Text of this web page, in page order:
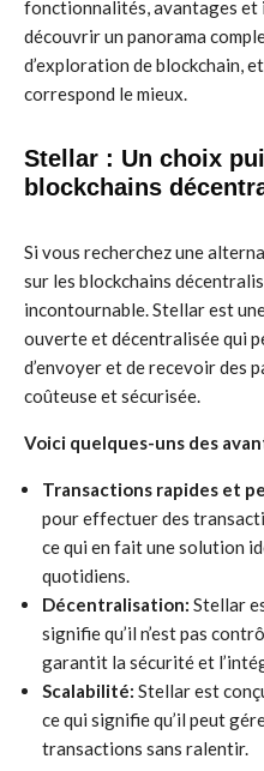
fonctionnalités, avantages et
découvrir un panorama
d’exploration de blockchain,
correspond le mieux.
Stellar : Un choix
blockchains
Si vous recherchez une
sur les blockchains
incontournable. Stellar est
ouverte et décentralisée qui
d’envoyer et de recevoir des
coûteuse et sécurisée.
Voici quelques-uns des
Transactions rapides et
pour effectuer des
ce qui en fait une solution
quotidiens.
Décentralisation: Stellar
signifie qu’il n’est pas
garantit la sécurité et
Scalabilité: Stellar est
ce qui signifie qu’il peut
transactions sans ralentir.